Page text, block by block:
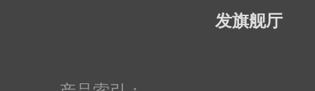
发旗舰厅